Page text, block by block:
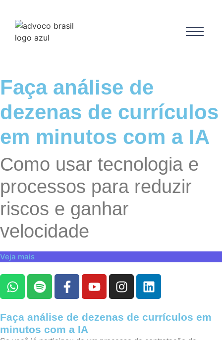
Faça análise de
dezenas de currículos
em minutos com a IA
Como usar tecnologia e
processos para reduzir
riscos e ganhar
velocidade
Veja mais
Faça análise de dezenas de currículos em
minutos com a IA